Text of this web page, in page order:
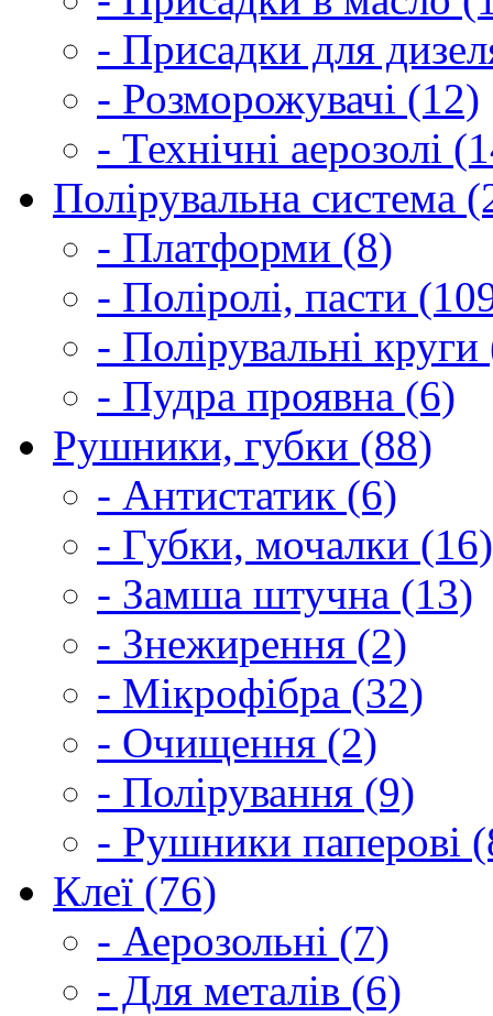
- Присадки для
- Розморожувачі (12)
- Технічні аерозолі
Полірувальна система
- Платформи (8)
- Поліролі, пасти
- Полірувальні
- Пудра проявна (6)
Рушники, губки (88)
- Антистатик (6)
- Губки, мочалки (16)
- Замша штучна (13)
- Знежирення (2)
- Мікрофібра (32)
- Очищення (2)
- Полірування (9)
- Рушники паперові
Клеї (76)
- Аерозольні (7)
- Для металів (6)